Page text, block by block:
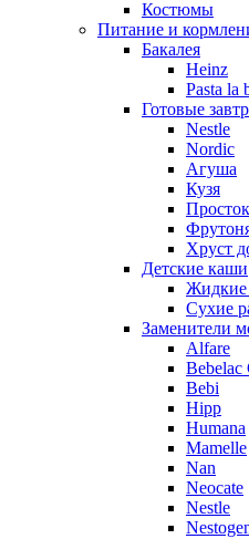
Костюмы
Питание и
Бакалея
Heinz
Pasta la
Готовые
Nestle
Nordic
Агуша
Кузя
Хруст
Детские каши
Сухие
Заменители
Alfare
Bebelac
Bebi
Hipp
Humana
Mamelle
Nan
Neocate
Nestle